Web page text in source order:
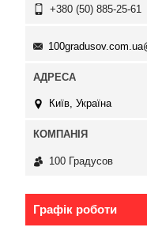
+380 (50) 885-25-61
Київ, Україна
100 Градусов
Графік роботи